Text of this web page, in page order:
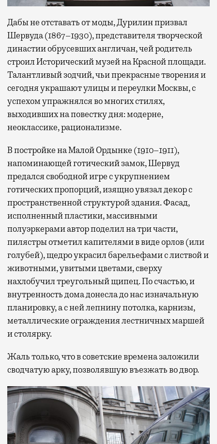
Дабы не отставать от моды, Дурилин призвал
Шервуда (1867–1930), представителя творческой
династии обрусевших англичан, чей родитель
строил Исторический музей на Красной площади.
Талантливый зодчий, чьи прекрасные творения и
сегодня украшают улицы и переулки Москвы, с
успехом упражнялся во многих стилях,
выходивших на повестку дня: модерне,
неоклассике, рационализме.
В постройке на Малой Ордынке (1910–1911),
напоминающей готический замок, Шервуд
предался свободной игре с укрупнением
готических пропорций, изящно увязал декор с
пространственной структурой здания. Фасад,
исполненный пластики, массивными
полуэркерами автор поделил на три части,
пилястры отметил капителями в виде орлов (или
голубей), щедро украсил барельефами с листвой и
животными, увитыми цветами, сверху
нахлобучил треугольный щипец. По счастью, и
внутренность дома донесла до нас изначальную
планировку, а с ней лепнину потолка, карнизы,
металлические ограждения лестничных маршей
и столярку.
Жаль только, что в советские времена заложили
сводчатую арку, позволявшую въезжать во двор.